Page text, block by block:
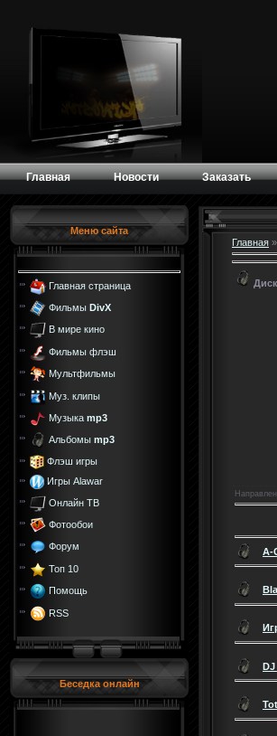
Главная Новости Заказать
Меню сайта
Главная страница
Фильмы DivX
В мире кино
Фильмы флэш
Мультфильмы
Муз. клипы
Музыка mp3
Альбомы mp3
Флэш игры
Игры Alawar
Онлайн ТВ
Фотообои
Форум
Топ 10
Помощь
RSS
Беседка онлайн
Главная »
А-